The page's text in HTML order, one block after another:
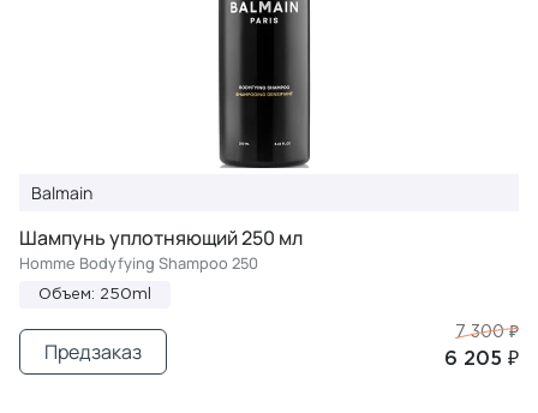
Balmain
Шампунь уплотняющий 250 мл
Homme Bodyfying Shampoo 250
Объем: 250ml
7 300 ₽
6 205 ₽
Предзаказ